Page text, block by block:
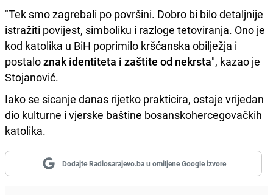
"Tek smo zagrebali po površini. Dobro bi bilo detaljnije
istražiti povijest, simboliku i razloge tetoviranja. Ono je
kod katolika u BiH poprimilo kršćanska obilježja i
postaloznak identiteta i zaštite od nekrsta", kazao je
Stojanović.
Iako se sicanje danas rijetko prakticira, ostaje vrijedan
dio kulturne i vjerske baštine bosanskohercegovačkih
katolika.
Dodajte Radiosarajevo.ba u omiljene Google izvore